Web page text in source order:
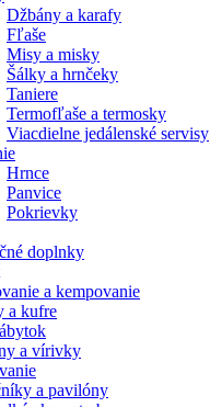
Džbány a karafy
Fľaše
Misy a misky
Šálky a hrnčeky
Taniere
Termofľaše a termosky
Viacdielne jedálenské servisy
Hrnce
Panvice
Pokrievky
doplnky
a kempovanie
a kufre
a vírivky
a pavilóny